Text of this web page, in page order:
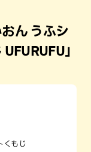
ん うふシ
」
くもじ